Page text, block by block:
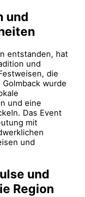
und
entstanden, hat
und
die
wurde
und eine
Das Event
mit
und
und
Region